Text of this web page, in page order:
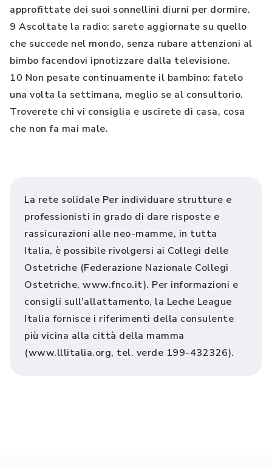
approfittate dei suoi sonnellini diurni per dormire.
9 Ascoltate la radio: sarete aggiornate su quello
che succede nel mondo, senza rubare attenzioni al
bimbo facendovi ipnotizzare dalla televisione.
10 Non pesate continuamente il bambino: fatelo
una volta la settimana, meglio se al consultorio.
Troverete chi vi consiglia e uscirete di casa, cosa
che non fa mai male.
La rete solidale Per individuare strutture e
professionisti in grado di dare risposte e
rassicurazioni alle neo-mamme, in tutta
Italia, è possibile rivolgersi ai Collegi delle
Ostetriche (Federazione Nazionale Collegi
Ostetriche, www.fnco.it). Per informazioni e
consigli sull’allattamento, la Leche League
Italia fornisce i riferimenti della consulente
più vicina alla città della mamma
(www.lllitalia.org, tel. verde 199-432326).